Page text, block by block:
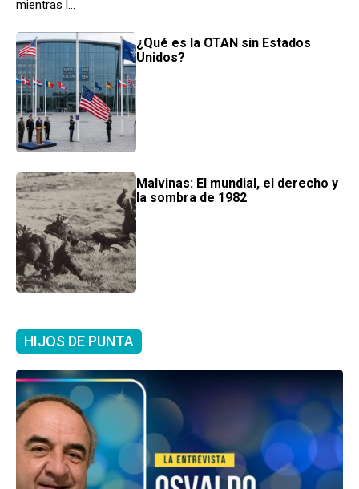
mientras l...
¿Qué es la OTAN sin Estados
Unidos?
Malvinas: El mundial, el derecho y
la sombra de 1982
HIJOS DE PUNTA